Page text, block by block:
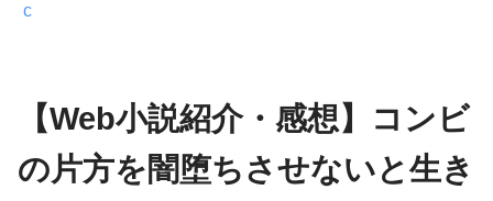
c
【Web小説紹介・感想】コンビ
の片方を闇堕ちさせないと生き